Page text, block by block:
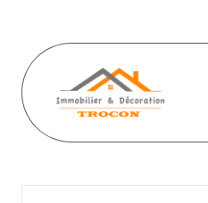
content
I